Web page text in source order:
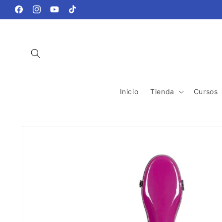
directamente
al contenido
FacebookInstagramYouTubeTikTok
Inicio Tienda Cursos
directamente